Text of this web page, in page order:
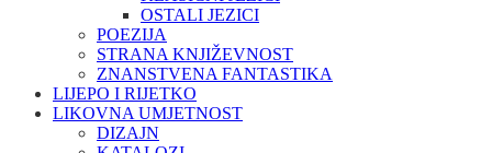
OSTALI JEZICI
POEZIJA
STRANA KNJIŽEVNOST
ZNANSTVENA FANTASTIKA
LIJEPO I RIJETKO
LIKOVNA UMJETNOST
DIZAJN